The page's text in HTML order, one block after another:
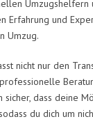
Umzugshelfern
Erfahrung und
Umzug.
nicht nur den
sicher, dass deine
du dich um